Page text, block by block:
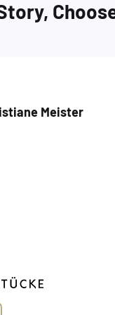
Meister